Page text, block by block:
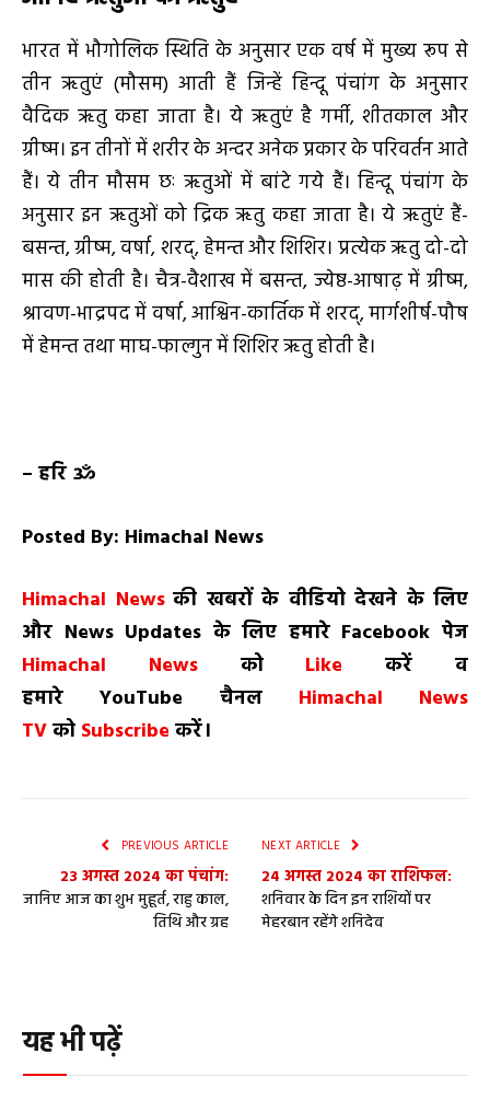
भारत में भौगोलिक स्थिति के अनुसार एक वर्ष में मुख्य रूप से
तीन ऋतुएं (मौसम) आती हैं जिन्हें हिन्दू पंचांग के अनुसार
वैदिक ऋतु कहा जाता है। ये ऋतुएं है गर्मी, शीतकाल और
ग्रीष्म। इन तीनों में शरीर के अन्दर अनेक प्रकार के परिवर्तन आते
हैं। ये तीन मौसम छः ऋतुओं में बांटे गये हैं। हिन्दू पंचांग के
अनुसार इन ऋतुओं को द्रिक ऋतु कहा जाता है। ये ऋतुएं हैं-
बसन्त, ग्रीष्म, वर्षा, शरद्, हेमन्त और शिशिर। प्रत्येक ऋतु दो-दो
मास की होती है। चैत्र-वैशाख में बसन्त, ज्येष्ठ-आषाढ़ में ग्रीष्म,
श्रावण-भाद्रपद में वर्षा, आश्विन-कार्तिक में शरद्, मार्गशीर्ष-पौष
में हेमन्त तथा माघ-फाल्गुन में शिशिर ऋतु होती है।
– हरि ॐ
Posted By: Himachal News
Himachal News की खबरों के वीडियो देखने के लिए
और News Updates के लिए हमारेFacebookपेज
Himachal Newsको Likeकरें व
हमारे YouTube चैनल
Himachal News
TVको Subscribe करें।
PREVIOUS ARTICLE
23 अगस्त 2024 का पंचांग:
जानिए आज का शुभ मुहूर्त, राहु काल,
तिथि और ग्रह
NEXT ARTICLE
24 अगस्त 2024 का राशिफल:
शनिवार के दिन इन राशियों पर
मेहरबान रहेंगे शनिदेव
यह भी पढ़ें